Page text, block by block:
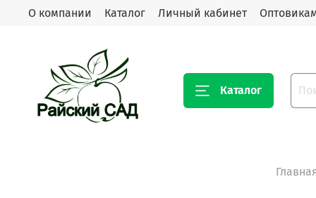
О компании Каталог Личный кабинет
Каталог